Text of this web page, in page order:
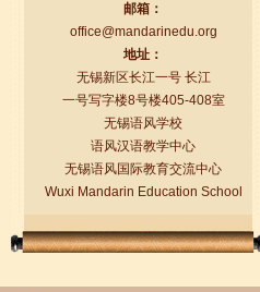
语风汉语学生Florent
我非常喜欢无锡语风汉语学校，这里真
的有最简单的汉语学习方法，我学习汉
语的速度比我原来打算的快得多。我的
汉语老师们都非常可...
邮箱：
office@mandarinedu.org
地址：
无锡新区长江一号 长江
一号写字楼8号楼405-408室
无锡语风学校
语风汉语教学中心
无锡语风国际教育交流中心
Wuxi Mandarin Education School